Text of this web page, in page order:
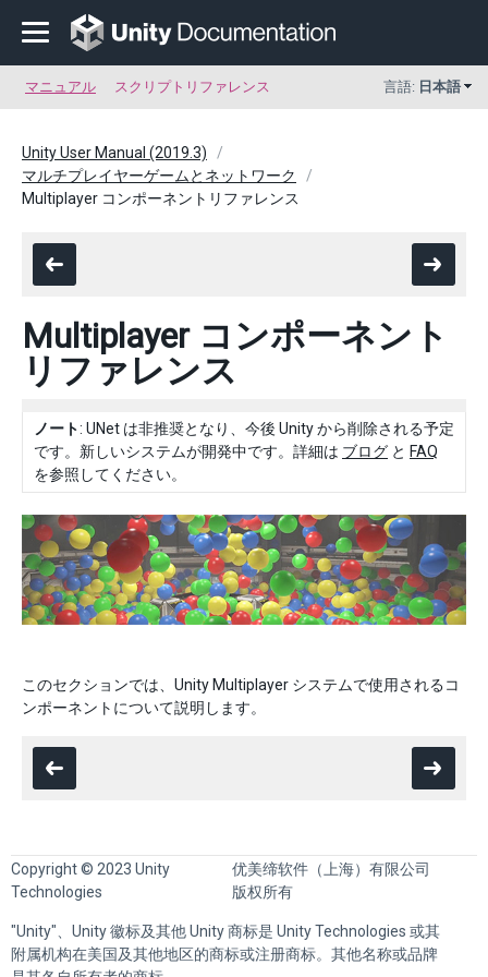
マニュアル スクリプトリファレンス 言語: 日本語
Unity User Manual (2019.3)
マルチプレイヤーゲームとネットワーク
Multiplayer コンポーネントリファレンス
Multiplayer コンポーネント
リファレンス
ノート: UNet は非推奨となり、今後 Unity から削除される予定
です。新しいシステムが開発中です。詳細は ブログ と FAQ
を参照してください。
このセクションでは、Unity Multiplayer システムで使用されるコ
ンポーネントについて説明します。
Copyright © 2023 Unity
Technologies
优美缔软件（上海）有限公司
版权所有
"Unity"、Unity 徽标及其他 Unity 商标是 Unity Technologies 或其
附属机构在美国及其他地区的商标或注册商标。其他名称或品牌